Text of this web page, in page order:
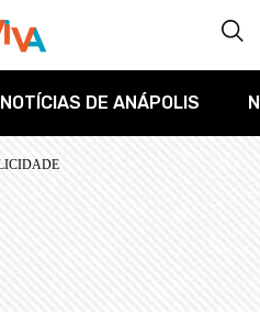
NOTÍCIAS DE ANÁPOLIS